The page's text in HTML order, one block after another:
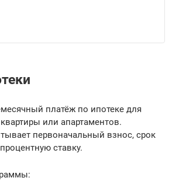
платёж по ипотеке для
или апартаментов.
первоначальный взнос, срок
ставку.